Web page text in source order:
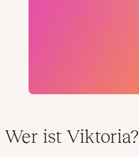
Wer ist Viktoria?